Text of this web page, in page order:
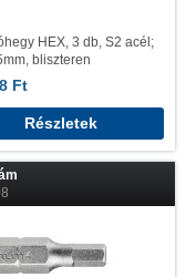
HEX, 3 db, S2 acél;
bliszteren
Ft
Részletek